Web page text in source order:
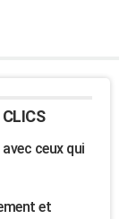
ceux qui
et